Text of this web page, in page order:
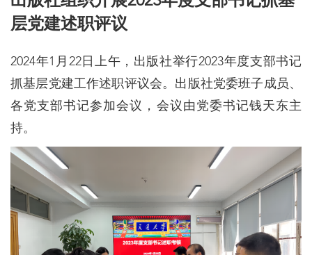
层党建述职评议
2024年1月22日上午，出版社举行2023年度支部书记
抓基层党建工作述职评议会。出版社党委班子成员、
各党支部书记参加会议，会议由党委书记钱天东主
持。